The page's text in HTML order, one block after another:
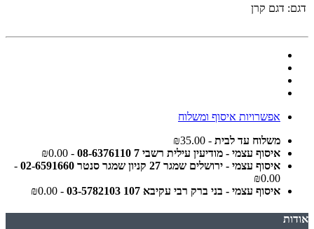
דגם: דגם קרן
אפשרויות איסוף ומשלוח
משלוח עד לבית - ₪35.00
איסוף עצמי - מודיעין עילית רשבי 7 08-6376110
- ₪0.00
איסוף עצמי - ירושלים שמגר 27 קניון שמגר סנטר 02-6591660
-
₪0.00
איסוף עצמי - בני ברק רבי עקיבא 107 03-5782103
- ₪0.00
אודות